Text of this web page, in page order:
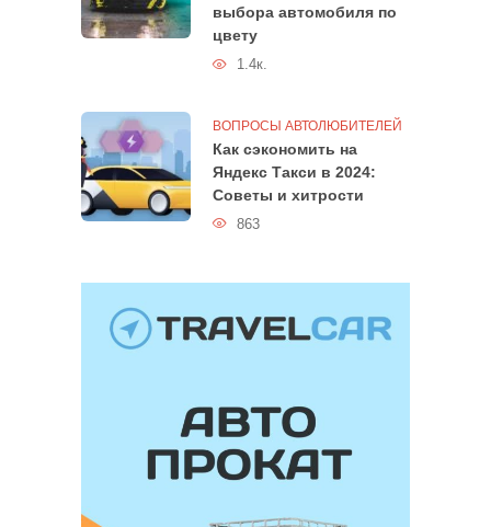
выбора автомобиля по
цвету
1.4к.
ВОПРОСЫ АВТОЛЮБИТЕЛЕЙ
Как сэкономить на
Яндекс Такси в 2024:
Советы и хитрости
863